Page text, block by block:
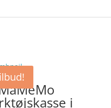
i